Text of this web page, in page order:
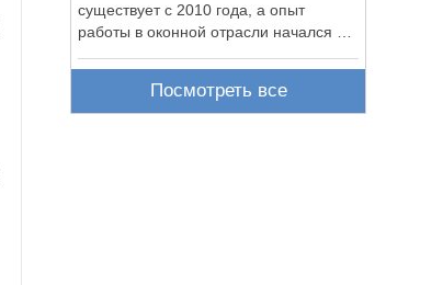
существует с 2010 года, а опыт
работы в оконной отрасли начался в
Посмотреть все